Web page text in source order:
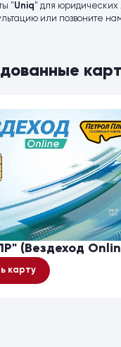
"Uniq" для юридических
или позвоните
(Вездеход
карту